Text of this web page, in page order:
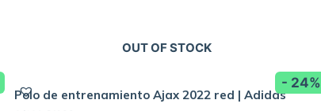
- 24%
OUT OF STOCK
Polo de entrenamiento Ajax 2022 red | Adidas